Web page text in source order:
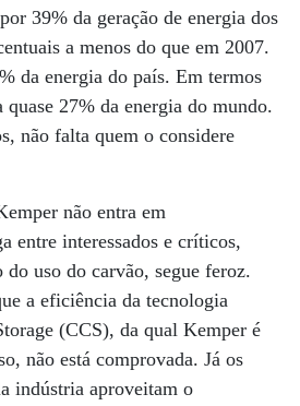
39% da geração de energia dos
a menos do que em 2007.
da energia do país. Em termos
27% da energia do mundo.
não falta quem o considere
não entra em
entre interessados e críticos,
uso do carvão, segue feroz.
a eficiência da tecnologia
(CCS), da qual Kemper é
não está comprovada. Já os
indústria aproveitam o